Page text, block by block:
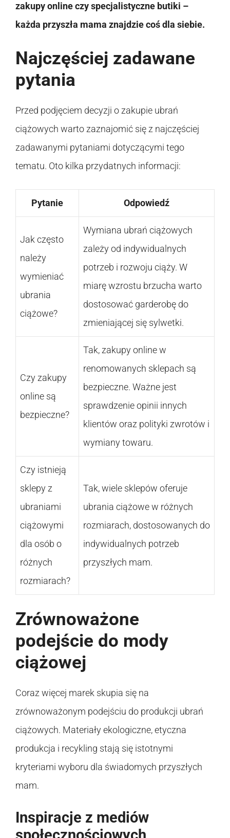
zakupy online czy specjalistyczne butiki –
każda przyszła mama znajdzie coś dla siebie.
Najczęściej zadawane
pytania
Przed podjęciem decyzji o zakupie ubrań
ciążowych warto zaznajomić się z najczęściej
zadawanymi pytaniami dotyczącymi tego
tematu. Oto kilka przydatnych informacji:
Pytanie Odpowiedź
Jak często
należy
wymieniać
ubrania
ciążowe?
Wymiana ubrań ciążowych
zależy od indywidualnych
potrzeb i rozwoju ciąży. W
miarę wzrostu brzucha warto
dostosować garderobę do
zmieniającej się sylwetki.
Czy zakupy
online są
bezpieczne?
Tak, zakupy online w
renomowanych sklepach są
bezpieczne. Ważne jest
sprawdzenie opinii innych
klientów oraz polityki zwrotów i
wymiany towaru.
Czy istnieją
sklepy z
ubraniami
ciążowymi
dla osób o
różnych
rozmiarach?
Tak, wiele sklepów oferuje
ubrania ciążowe w różnych
rozmiarach, dostosowanych do
indywidualnych potrzeb
przyszłych mam.
Zrównoważone
podejście do mody
ciążowej
Coraz więcej marek skupia się na
zrównoważonym podejściu do produkcji ubrań
ciążowych. Materiały ekologiczne, etyczna
produkcja i recykling stają się istotnymi
kryteriami wyboru dla świadomych przyszłych
mam.
Inspiracje z mediów